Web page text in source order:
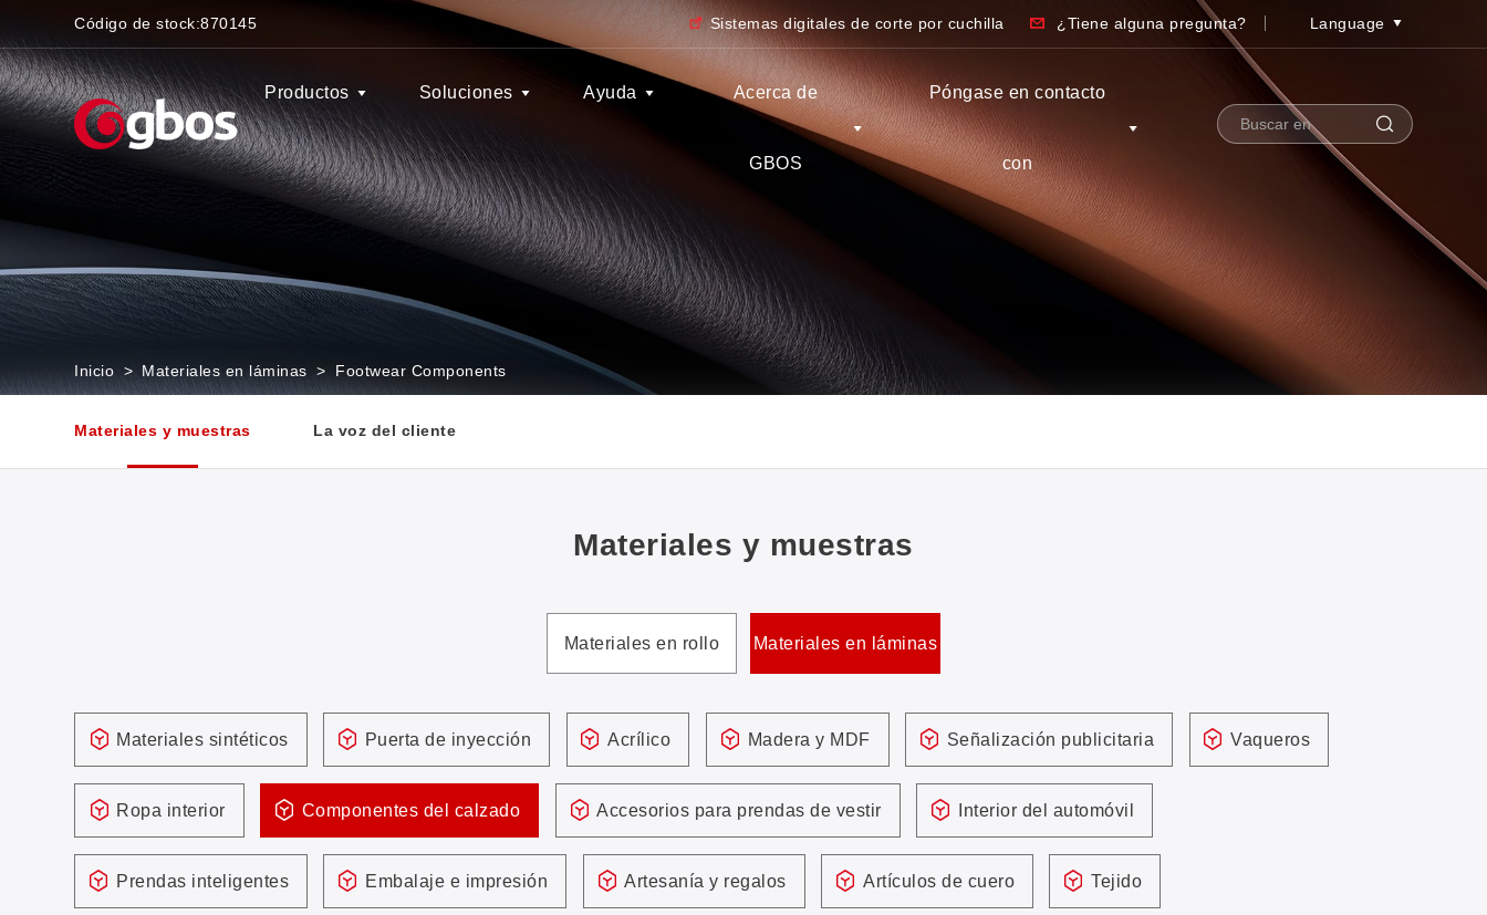
Código de stock:870145 Sistemas digitales de corte por cuchilla ¿Tiene alguna pregunta? Language
Productos Soluciones Ayuda Acerca de
GBOS
Póngase en contacto
con
Inicio > Materiales en láminas > Footwear Components
Materiales y muestras La voz del cliente
Materiales y muestras
Materiales en rollo Materiales en láminas
Materiales sintéticos Puerta de inyección Acrílico Madera y MDF Señalización publicitaria Vaqueros
Ropa interior Componentes del calzado Accesorios para prendas de vestir Interior del automóvil
Prendas inteligentes Embalaje e impresión Artesanía y regalos Artículos de cuero Tejido